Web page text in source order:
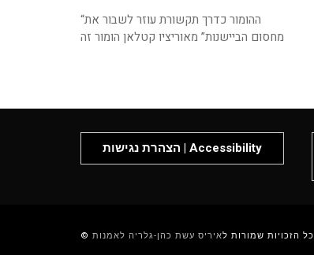
“ההומור כדרך תקשורת עוזר לשבור את
מחסום הביישנות” מאוריציו קטלאן הומור זה
הצהרת נגישות | Accessibility
© כל הזכויות שמורות לאיריס עשת כהן-גלריה לאמנות